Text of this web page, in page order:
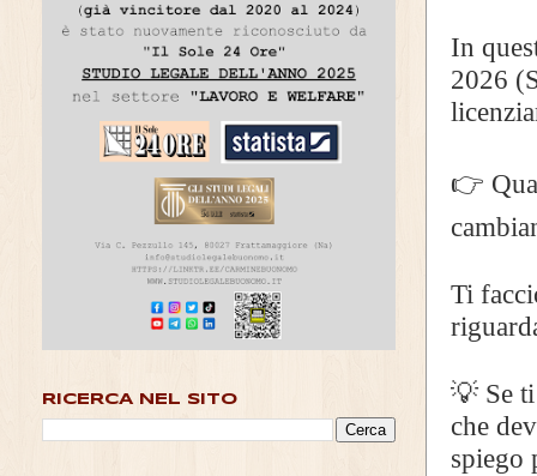
In
2026
👉
Ti
💡 Se
che
spiego
RICERCA NEL SITO